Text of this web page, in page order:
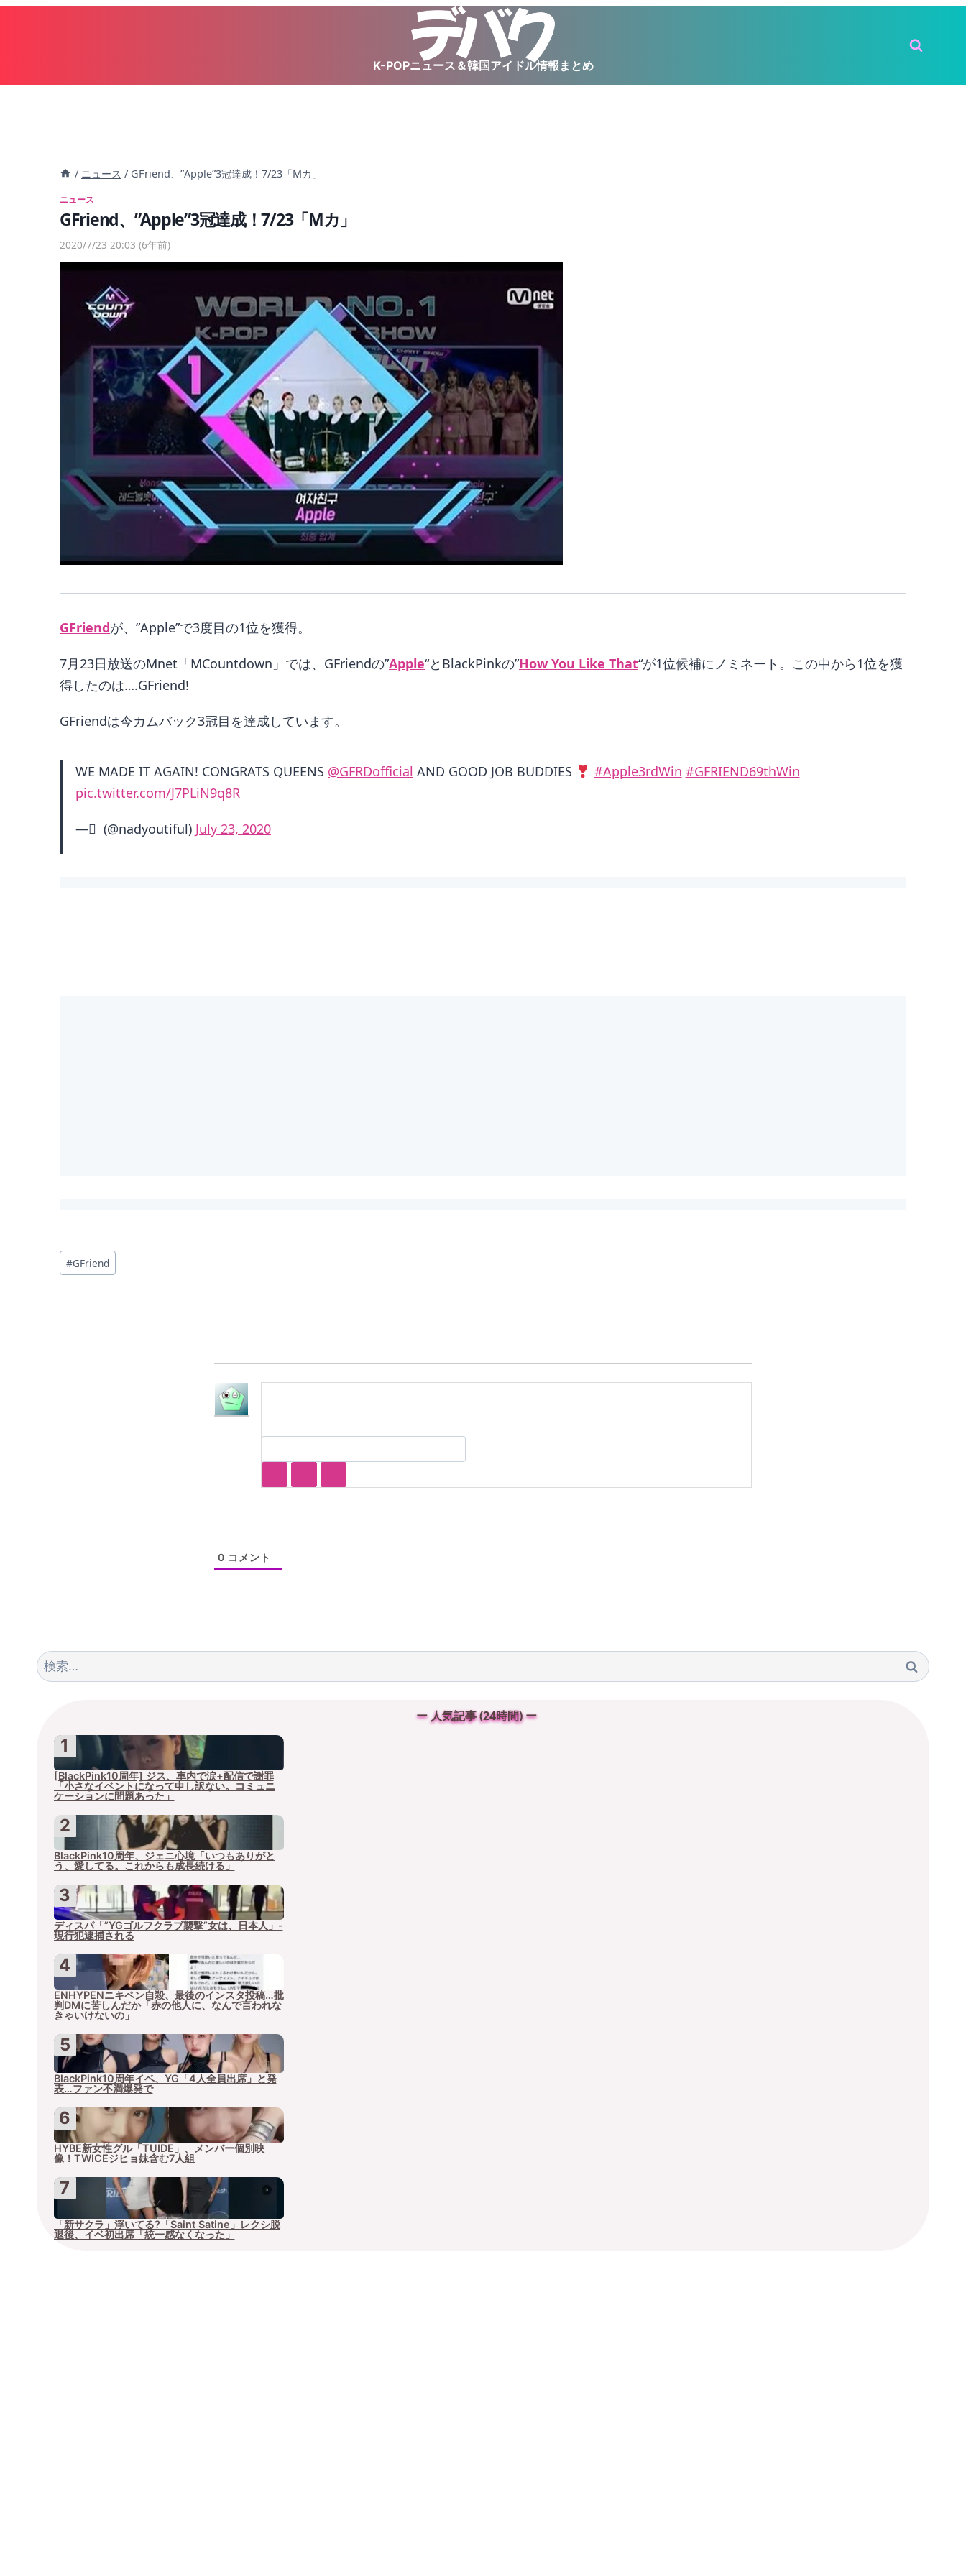
K-POPニュース＆韓国アイドル情報まとめ
/ ニュース / GFriend、”Apple”3冠達成！7/23「Mカ」
ニュース
GFriend、”Apple”3冠達成！7/23「Mカ」
2020/7/23 20:03 (6年前)
GFriendが、”Apple”で3度目の1位を獲得。
7月23日放送のMnet「MCountdown」では、GFriendの”Apple“とBlackPinkの”How You Like That“が1位候補にノミネート。この中から1位を獲
得したのは….GFriend!
GFriendは今カムバック3冠目を達成しています。
WE MADE IT AGAIN! CONGRATS QUEENS @GFRDofficial AND GOOD JOB BUDDIES #Apple3rdWin #GFRIEND69thWin
pic.twitter.com/J7PLiN9q8R
— ً (@nadyoutiful) July 23, 2020
投
稿
#GFriend
0 コメント
検
索:
ー 人気記事 (24時間) ー
[BlackPink10周年] ジス、車内で涙+配信で謝罪
「小さなイベントになって申し訳ない。コミュニ
ケーションに問題あった」
BlackPink10周年、ジェニ心境「いつもありがと
う、愛してる。これからも成長続ける」
ディスパ「”YGゴルフクラブ襲撃”女は、日本人」-
現行犯逮捕される
ENHYPENニキペン自殺、最後のインスタ投稿…批
判DMに苦しんだか「赤の他人に、なんで言われな
きゃいけないの」
BlackPink10周年イベ、YG「4人全員出席」と発
表…ファン不満爆発で
HYBE新女性グル「TUIDE」、メンバー個別映
像！TWICEジヒョ妹含む7人組
「新サクラ」浮いてる?「Saint Satine」レクシ脱
退後、イベ初出席「統一感なくなった」